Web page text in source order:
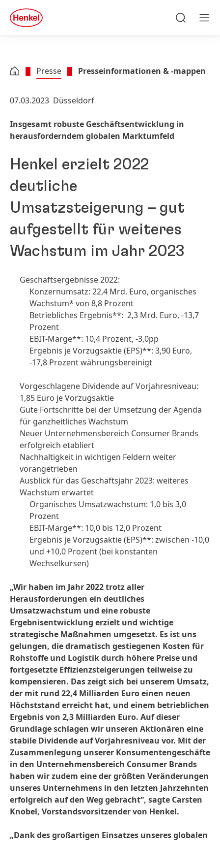
Zu Footer springen
quick
search
Presse Presseinformationen & -mappen
07.03.2023 Düsseldorf
Insgesamt robuste Geschäftsentwicklung in
herausforderndem globalen Marktumfeld
Henkel erzielt 2022
deutliche
Umsatzsteigerung – gut
aufgestellt für weiteres
Wachstum im Jahr 2023
Geschäftsergebnisse 2022:
Konzernumsatz: 22,4 Mrd. Euro, organisches
Wachstum* von 8,8 Prozent
Betriebliches Ergebnis**: 2,3 Mrd. Euro, -13,7
Prozent
EBIT-Marge**: 10,4 Prozent, -3,0pp
Ergebnis je Vorzugsaktie(EPS)**: 3,90 Euro,
-17,8 Prozent währungsbereinigt
Vorgeschlagene Dividende auf Vorjahresniveau:
1,85 Euro je Vorzugsaktie
Gute Fortschritte bei der Umsetzung der Agenda
für ganzheitliches Wachstum
Neuer Unternehmensbereich Consumer Brands
erfolgreich etabliert
Nachhaltigkeit in wichtigen Feldern weiter
vorangetrieben
Ausblick für das Geschäftsjahr 2023: weiteres
Wachstum erwartet
Organisches Umsatzwachstum: 1,0 bis 3,0
Prozent
EBIT-Marge**: 10,0 bis 12,0 Prozent
Ergebnis je Vorzugsaktie(EPS)**: zwischen -10,0
und +10,0 Prozent(bei konstanten
Wechselkursen)
„Wir haben im Jahr 2022 trotz aller
Herausforderungen ein deutliches
Umsatzwachstum und eine robuste
Ergebnisentwicklung erzielt und wichtige
strategische Maßnahmen umgesetzt. Es ist uns
gelungen, die dramatisch gestiegenen Kosten für
Rohstoffe und Logistik durch höhere Preise und
fortgesetzte Effizienzsteigerungen teilweise zu
kompensieren. Das zeigt sich bei unserem Umsatz,
der mit rund 22,4 Milliarden Euro einen neuen
Höchststand erreicht hat, und einem betrieblichen
Ergebnis von 2,3 Milliarden Euro. Auf dieser
Grundlage schlagen wir unseren Aktionären eine
stabile Dividende auf Vorjahresniveau vor. Mit der
Zusammenlegung unserer Konsumentengeschäfte
in den Unternehmensbereich Consumer Brands
haben wir zudem eine der größten Veränderungen
unseres Unternehmens in den letzten Jahrzehnten
erfolgreich auf den Weg gebracht“, sagte Carsten
Knobel, Vorstandsvorsitzender von Henkel.
„Dank des großartigen Einsatzes unseres globalen